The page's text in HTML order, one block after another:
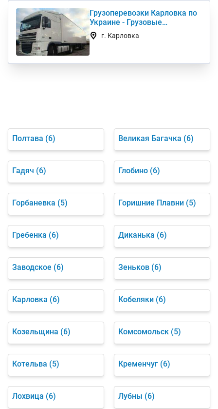
Грузоперевозки Карловка по
Украине - Грузовые
автоперевозки дешево
г. Карловка
Полтава (6) Великая Багачка (6)
Гадяч (6) Глобино (6)
Горбаневка (5) Горишние Плавни (5)
Гребенка (6) Диканька (6)
Заводское (6) Зеньков (6)
Карловка (6) Кобеляки (6)
Козельщина (6) Комсомольск (5)
Котельва (5) Кременчуг (6)
Лохвица (6) Лубны (6)